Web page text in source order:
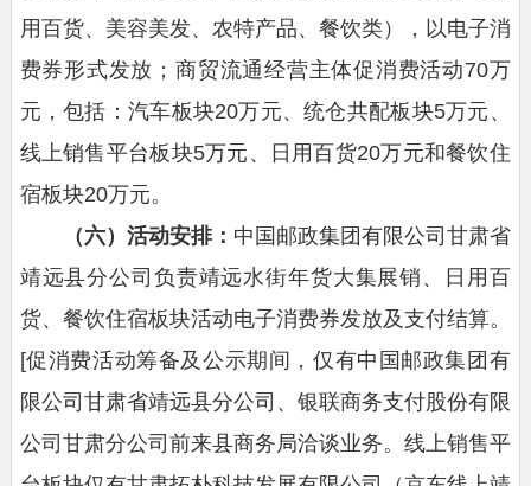
用百货、美容美发、农特产品、餐饮类），以电子消
费券形式发放；商贸流通经营主体促消费活动70万
元，包括：汽车板块20万元、统仓共配板块5万元、
线上销售平台板块5万元、日用百货20万元和餐饮住
宿板块20万元。
（六）活动安排： 中国邮政集团有限公司甘肃省
靖远县分公司负责靖远水街年货大集展销、日用百
货、餐饮住宿板块活动电子消费券发放及支付结算。
[促消费活动筹备及公示期间，仅有中国邮政集团有
限公司甘肃省靖远县分公司、银联商务支付股份有限
公司甘肃分公司前来县商务局洽谈业务。线上销售平